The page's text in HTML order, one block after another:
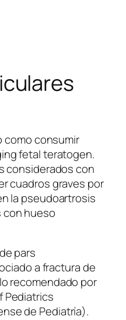
como consumir
fetal teratogen.
considerados con
cuadros graves por
la pseudoartrosis
con hueso
pars
a fractura de
recomendado por
Pediatrics
de Pediatría).